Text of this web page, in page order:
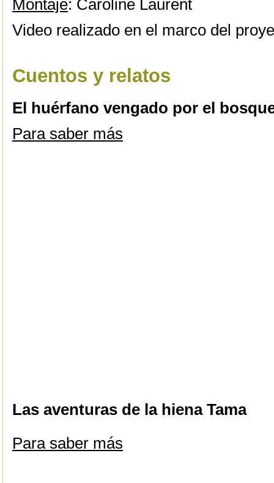
Montaje: Caroline Laurent
Video realizado en el marco del
Cuentos y relatos
El huérfano vengado por el
Para saber más
Las aventuras de la hiena Tama
Para saber más